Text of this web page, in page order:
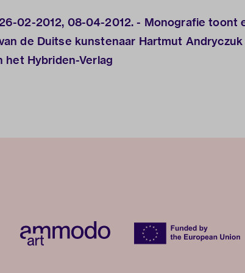
02-2012, 08-04-2012. - Monografie toont
de Duitse kunstenaar Hartmut Andryczuk
het Hybriden-Verlag